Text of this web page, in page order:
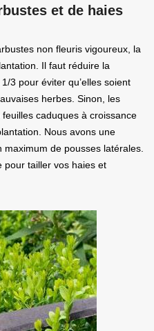
et de haies
non fleuris vigoureux, la
Il faut réduire la
3 pour éviter qu’elles soient
herbes. Sinon, les
caduques à croissance
Nous avons une
de pousses latérales.
pour tailler vos haies et